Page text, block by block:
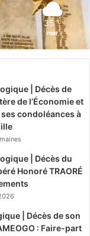
35 ℃
mer
| Décès de
de l’Économie et
condoléances à
| Décès du
Honoré TRAORÉ
| Décès de son
: Faire-part